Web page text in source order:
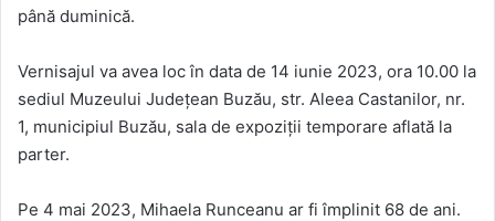
până duminică.
Vernisajul va avea loc în data de 14 iunie 2023, ora 10.00 la
sediul Muzeului Județean Buzău, str. Aleea Castanilor, nr.
1, municipiul Buzău, sala de expoziții temporare aflată la
parter.
Pe 4 mai 2023, Mihaela Runceanu ar fi împlinit 68 de ani.